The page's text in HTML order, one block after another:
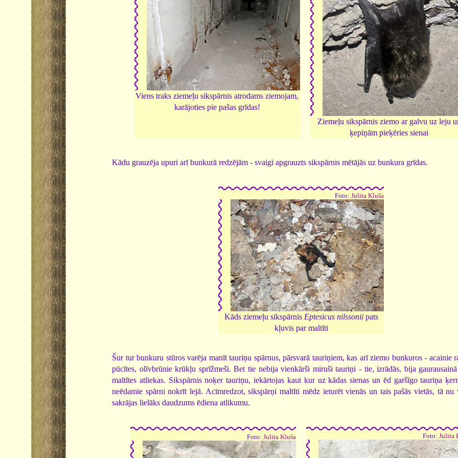
Viens traks ziemeļu sikspārnis atrodams ziemojam,
karājoties pie pašas grīdas!
Ziemeļu sikspārnis ziemo ar galvu uz leju
ķepiņām pieķēries sienai
Kādu grauzēja upuri arī bunkurā redzējām - svaigi apgrauzts sikspārnis mētājās uz bunkura grīdas.
Foto: Julita Kluša
Kāds ziemeļu sikspārnis Eptesicus nilssoniipats
kļuvis par maltīti
Šur tur bunkuru stūros varēja manīt tauriņu spārnus, pārsvarā tauriņiem, kas arī ziemo bunkuros - acainie
pūcītes, olīvbrūnie krūkļu sprīžmeši. Bet tie nebija vienkārši miruši tauriņi - tie, izrādās, bija gaurausainā
maltītes atliekas. Sikspārnis noķer tauriņu, iekārtojas kaut kur uz kādas sienas un ēd garšīgo tauriņa
neēdamie spārni nokrīt lejā. Acīmredzot, sikspārņi maltīti mēdz ieturēt vienās un tais pašās vietās, tā nu
sakrājas lielāks daudzums ēdiena atlikumu.
Foto: Julita Kluša Foto: Julita